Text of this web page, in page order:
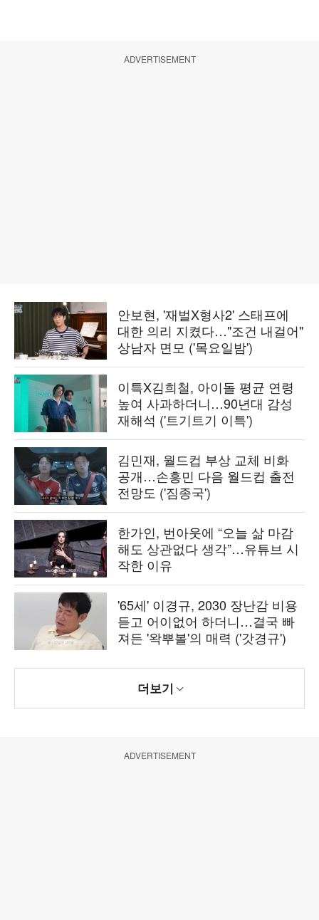
ADVERTISEMENT
안보현, '재벌X형사2' 스태프에
대한 의리 지켰다…"조건 내걸어"
상남자 면모 ('목요일밤')
이특X김희철, 아이돌 평균 연령
높여 사과하더니…90년대 감성
재해석 ('트기트기 이특')
김민재, 월드컵 부상 교체 비화
공개…손흥민 다음 월드컵 출전
전망도 ('짐종국')
한가인, 번아웃에 “오늘 삶 마감
해도 상관없다 생각”…유튜브 시
작한 이유
'65세' 이경규, 2030 장난감 비용
듣고 어이없어 하더니…결국 빠
져든 '왁뿌볼'의 매력 ('갓경규')
더보기
ADVERTISEMENT